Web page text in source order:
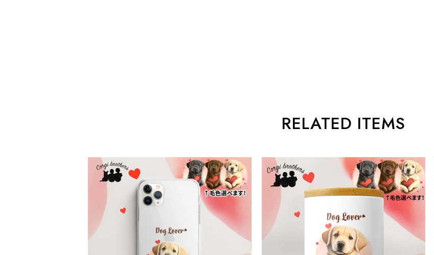
RELATED ITEMS